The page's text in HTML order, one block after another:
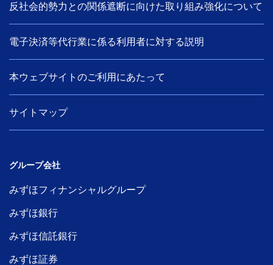
反社会的勢力との関係遮断に向けた取り組み強化について
電子決済等代行業に係る利用者に対する説明
本ウェブサイトのご利用にあたって
サイトマップ
グループ会社
みずほフィナンシャルグループ
みずほ銀行
みずほ信託銀行
みずほ証券